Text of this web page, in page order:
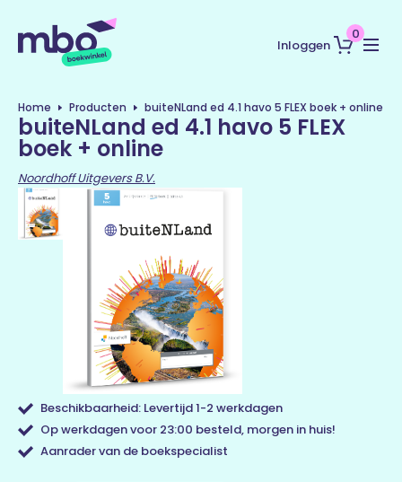
Inloggen
0
Home Producten buiteNLand ed 4.1 havo 5 FLEX boek + online
buiteNLand ed 4.1 havo 5 FLEX
boek + online
Noordhoff Uitgevers B.V.
Beschikbaarheid: Levertijd 1-2 werkdagen
Op werkdagen voor 23:00 besteld, morgen in huis!
Aanrader van de boekspecialist